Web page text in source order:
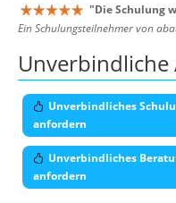
"Die Schulung
Ein Schulungsteilnehmer von
Unverbindliches
anfordern
Unverbindliches
anfordern